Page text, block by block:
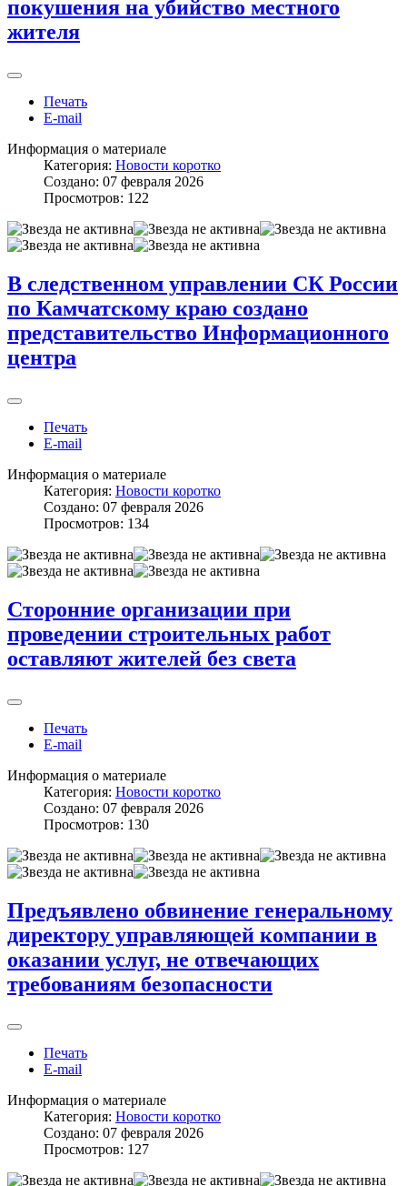
покушения на убийство местного
жителя
Печать
E-mail
Информация о материале
Категория: Новости коротко
Создано: 07 февраля 2026
Просмотров: 122
В следственном управлении СК России
по Камчатскому краю создано
представительство Информационного
центра
Печать
E-mail
Информация о материале
Категория: Новости коротко
Создано: 07 февраля 2026
Просмотров: 134
Сторонние организации при
проведении строительных работ
оставляют жителей без света
Печать
E-mail
Информация о материале
Категория: Новости коротко
Создано: 07 февраля 2026
Просмотров: 130
Предъявлено обвинение генеральному
директору управляющей компании в
оказании услуг, не отвечающих
требованиям безопасности
Печать
E-mail
Информация о материале
Категория: Новости коротко
Создано: 07 февраля 2026
Просмотров: 127